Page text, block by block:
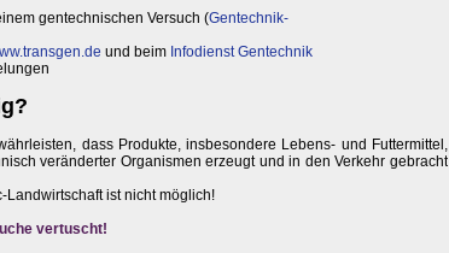
gentechnischen Versuch (Gentechnik-
und beim Infodienst Gentechnik
dass Produkte, insbesondere Lebens- und Futtermittel,
veränderter Organismen erzeugt und in den Verkehr gebracht
ist nicht möglich!
vertuscht!